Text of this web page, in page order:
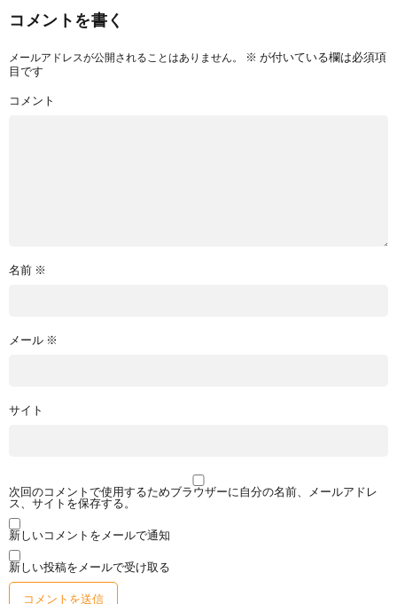
コメントを書く
メールアドレスが公開されることはありません。 ※ が付いている欄は必須項
目です
コメント
名前 ※
メール ※
サイト
次回のコメントで使用するためブラウザーに自分の名前、メールアドレ
ス、サイトを保存する。
新しいコメントをメールで通知
新しい投稿をメールで受け取る